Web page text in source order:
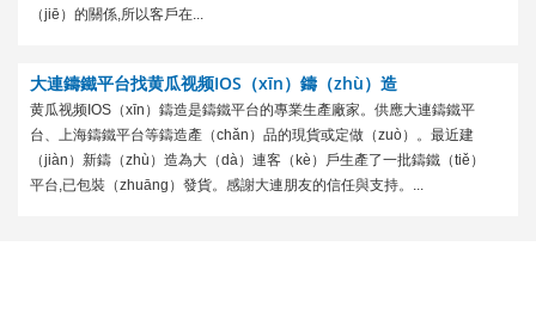
（jiē）的關係,所以客戶在...
大連鑄鐵平台找黄瓜视频IOS（xīn）鑄（zhù）造
黄瓜视频IOS（xīn）鑄造是鑄鐵平台的專業生產廠家。供應大連鑄鐵平
台、上海鑄鐵平台等鑄造產（chǎn）品的現貨或定做（zuò）。最近建
（jiàn）新鑄（zhù）造為大（dà）連客（kè）戶生產了一批鑄鐵（tiě）
平台,已包裝（zhuāng）發貨。感謝大連朋友的信任與支持。...